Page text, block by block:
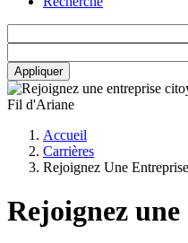
Fil d'Ariane
Accueil
Carrières
Rejoignez Une
Rejoignez